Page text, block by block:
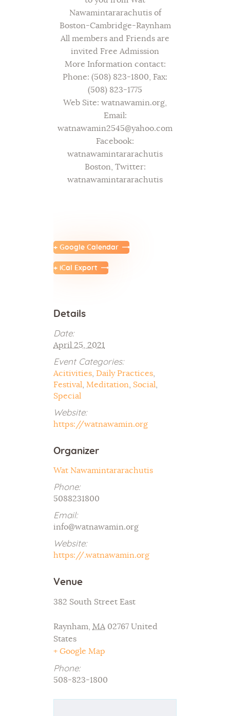
Nawamintararachutis of
Boston-Cambridge-Raynham
All members and Friends are
invited Free Admission
More Information contact:
Phone: (508) 823-1800, Fax:
(508) 823-1775
Web Site: watnawamin.org,
Email:
watnawamin2545@yahoo.com
Facebook:
watnawamintararachutis
Boston, Twitter:
watnawamintararachutis
+ Google Calendar
+ iCal Export
Details
Date:
April 25, 2021
Event Categories:
Acitivities, Daily Practices,
Festival, Meditation, Social,
Special
Website:
https://watnawamin.org
Organizer
Wat Nawamintararachutis
Phone:
5088231800
Email:
info@watnawamin.org
Website:
https://.watnawamin.org
Venue
382 South Street East
Raynham, MA 02767 United
States
+ Google Map
Phone:
508-823-1800